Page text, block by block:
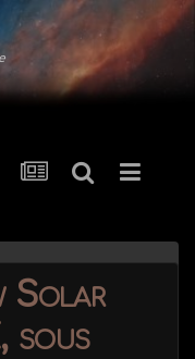
Solar
sous